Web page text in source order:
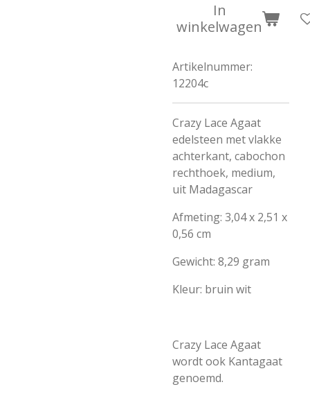
In
winkelwagen
Artikelnummer:
12204c
Crazy Lace Agaat
edelsteen met vlakke
achterkant, cabochon
rechthoek, medium,
uit Madagascar
Afmeting: 3,04 x 2,51 x
0,56 cm
Gewicht: 8,29 gram
Kleur: bruin wit
Crazy Lace Agaat
wordt ook Kantagaat
genoemd.